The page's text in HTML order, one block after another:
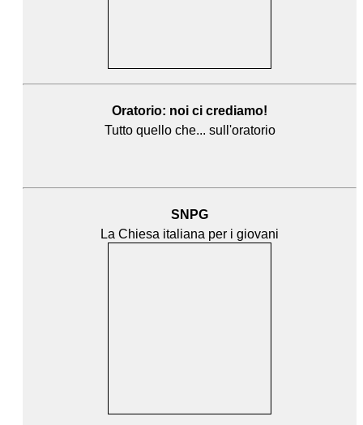
Oratorio: noi ci crediamo!
Tutto quello che... sull'oratorio
SNPG
La Chiesa italiana per i giovani